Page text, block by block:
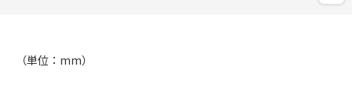
（単位：mm）